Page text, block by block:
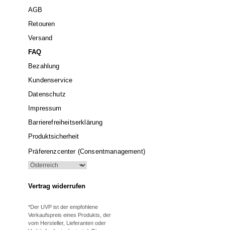
AGB
Retouren
Versand
FAQ
Bezahlung
Kundenservice
Datenschutz
Impressum
Barrierefreiheitserklärung
Produktsicherheit
Präferenzcenter (Consentmanagement)
Vertrag widerrufen
*Der UVP ist der empfohlene
Verkaufspreis eines Produkts, der
vom Hersteller, Lieferanten oder